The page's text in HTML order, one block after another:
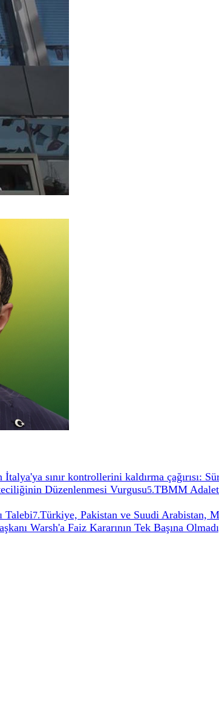
İtalya'ya sınır kontrollerini kaldırma çağırısı:
Düzenlenmesi Vurgusu5.TBMM Adalet
Talebi7.Türkiye, Pakistan ve Suudi Arabistan,
Warsh'a Faiz Kararının Tek Başına